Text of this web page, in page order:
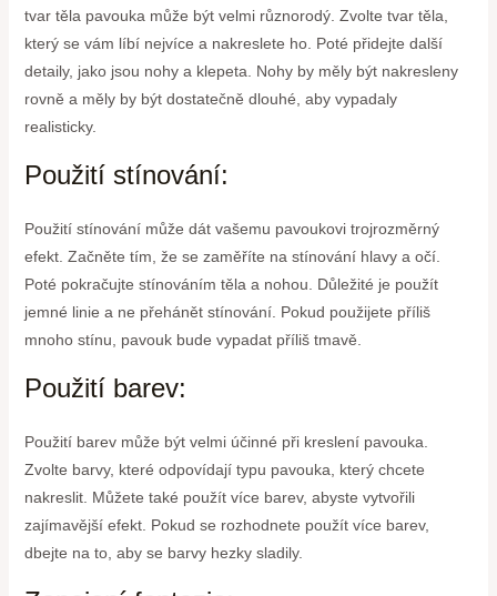
tvar těla pavouka může být velmi různorodý. Zvolte tvar těla,
který se vám líbí nejvíce a nakreslete ho. Poté přidejte další
detaily, jako jsou nohy a klepeta. Nohy by měly být nakresleny
rovně a měly by být dostatečně dlouhé, aby vypadaly
realisticky.
Použití stínování:
Použití stínování může dát vašemu pavoukovi trojrozměrný
efekt. Začněte tím, že se zaměříte na stínování hlavy a očí.
Poté pokračujte stínováním těla a nohou. Důležité je použít
jemné linie a ne přehánět stínování. Pokud použijete příliš
mnoho stínu, pavouk bude vypadat příliš tmavě.
Použití barev:
Použití barev může být velmi účinné při kreslení pavouka.
Zvolte barvy, které odpovídají typu pavouka, který chcete
nakreslit. Můžete také použít více barev, abyste vytvořili
zajímavější efekt. Pokud se rozhodnete použít více barev,
dbejte na to, aby se barvy hezky sladily.